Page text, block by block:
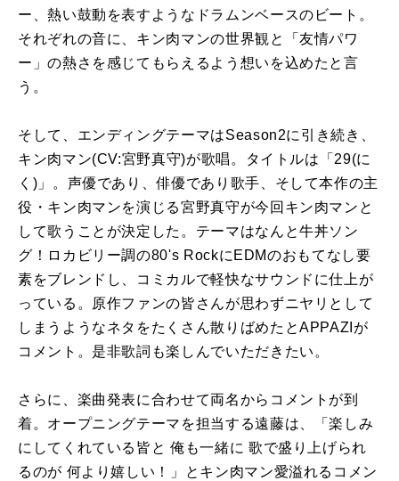
ー、熱い鼓動を表すようなドラムンベースのビート。
それぞれの音に、キン肉マンの世界観と「友情パワ
ー」の熱さを感じてもらえるよう想いを込めたと言
う。
そして、エンディングテーマはSeason2に引き続き、
キン肉マン(CV:宮野真守)が歌唱。タイトルは「29(に
く)」。声優であり、俳優であり歌手、そして本作の主
役・キン肉マンを演じる宮野真守が今回キン肉マンと
して歌うことが決定した。テーマはなんと牛丼ソン
グ！ロカビリー調の80's RockにEDMのおもてなし要
素をブレンドし、コミカルで軽快なサウンドに仕上が
っている。原作ファンの皆さんが思わずニヤリとして
しまうようなネタをたくさん散りばめたとAPPAZIが
コメント。是非歌詞も楽しんでいただきたい。
さらに、楽曲発表に合わせて両名からコメントが到
着。オープニングテーマを担当する遠藤は、「楽しみ
にしてくれている皆と 俺も一緒に 歌で盛り上げられ
るのが 何より嬉しい！」とキン肉マン愛溢れるコメン